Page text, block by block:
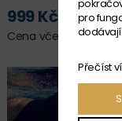
999 Kč
Cena včetně DPH
pro
dodávají
Přečíst